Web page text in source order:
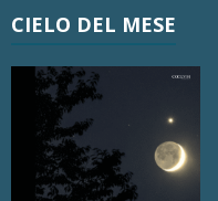
CIELO DEL MESE